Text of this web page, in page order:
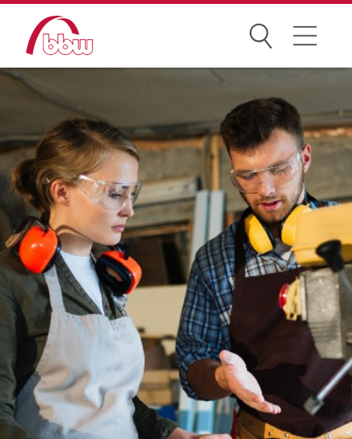
Suchen
Weiterbildung
Kongresse
Förderungen
Projekte
Über uns
News Archiv